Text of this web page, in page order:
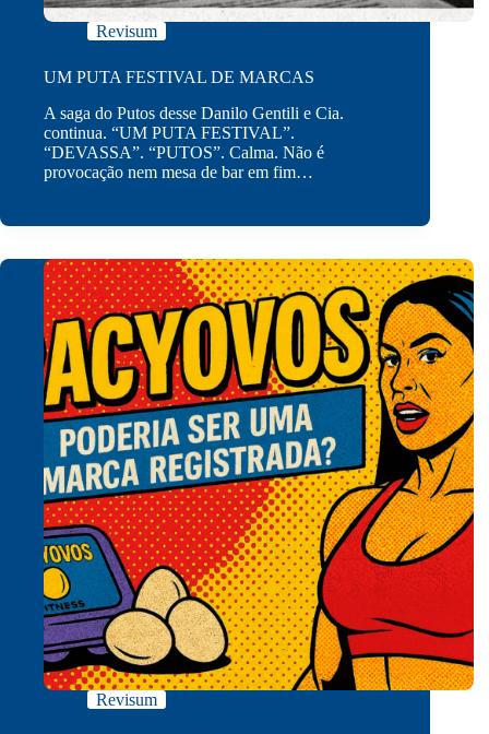
Revisum
UM PUTA FESTIVAL DE MARCAS
A saga do Putos desse Danilo Gentili e Cia.
continua. “UM PUTA FESTIVAL”.
“DEVASSA”. “PUTOS”. Calma. Não é
provocação nem mesa de bar em fim…
Revisum